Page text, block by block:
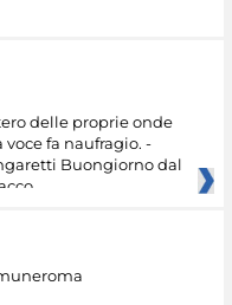
delle proprie onde
fa naufragio. -
Buongiorno dal